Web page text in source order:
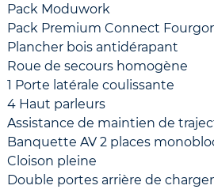
Pack Moduwork
Pack Premium Connect
Plancher bois antidérapant
Roue de secours homogène
1 Porte latérale coulissante
4 Haut parleurs
Assistance de maintien de
Banquette AV 2 places
Cloison pleine
Double portes arrière de